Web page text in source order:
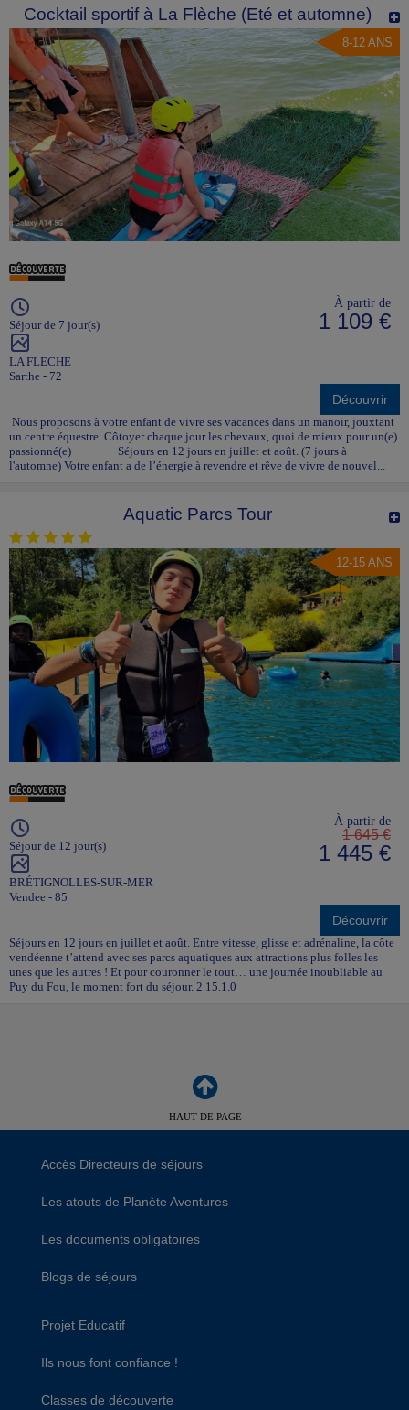
Cocktail sportif à La Flèche (Eté et automne)
8-12 ANS
Séjour de 7 jour(s)
LA FLECHE
Sarthe - 72
À partir de
1 109 €
Découvrir
Nous proposons à votre enfant de vivre ses vacances dans un manoir, jouxtant
un centre équestre. Côtoyer chaque jour les chevaux, quoi de mieux pour un(e)
passionné(e) Séjours en 12 jours en juillet et août. (7 jours à
l'automne) Votre enfant a de l’énergie à revendre et rêve de vivre de nouvel...
Aquatic Parcs Tour
12-15 ANS
Séjour de 12 jour(s)
BRÉTIGNOLLES-SUR-MER
Vendee - 85
À partir de
1 645 €
1 445 €
Découvrir
Séjours en 12 jours en juillet et août. Entre vitesse, glisse et adrénaline, la côte
vendéenne t’attend avec ses parcs aquatiques aux attractions plus folles les
unes que les autres ! Et pour couronner le tout… une journée inoubliable au
Puy du Fou, le moment fort du séjour. 2.15.1.0
HAUT DE PAGE
Accès Directeurs de séjours
Les atouts de Planète Aventures
Les documents obligatoires
Blogs de séjours
Projet Educatif
Ils nous font confiance !
Classes de découverte